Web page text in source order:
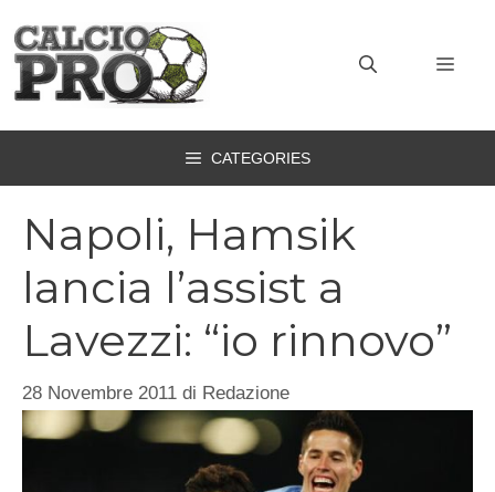
contenuto
CATEGORIES
Napoli, Hamsik
lancia l’assist a
Lavezzi: “io rinnovo”
28 Novembre 2011 di Redazione